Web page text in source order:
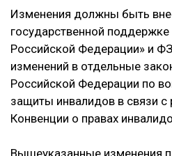
Изменения должны быть
государственной
Российской Федерации» и
изменений в отдельные
Российской Федерации по
защиты инвалидов в связи с
Конвенции о правах
Вышеуказанные изменения